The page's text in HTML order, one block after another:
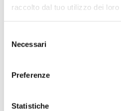
raccolto dal tuo utilizzo dei
delNecessari
Preferenze
Statistiche
OMAG E HUAPAQ, UNA